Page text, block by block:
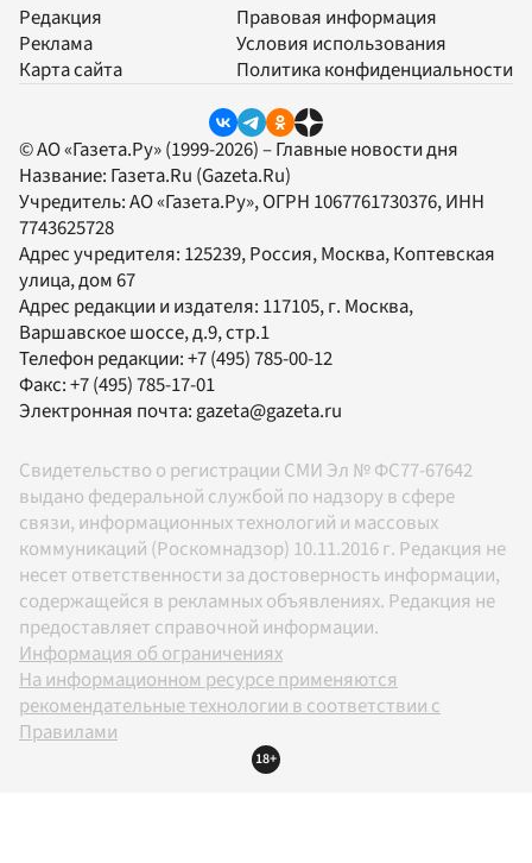
Редакция
Реклама
Карта сайта
Правовая информация
Условия использования
Политика конфиденциальности
© АО «Газета.Ру» (1999-2026) – Главные новости дня
Название: Газета.Ru (Gazeta.Ru)
Учредитель:АО «Газета.Ру», ОГРН 1067761730376, ИНН
7743625728
Адрес учредителя: 125239, Россия, Москва, Коптевская
улица, дом 67
Адрес редакции и издателя: 117105, г. Москва,
Варшавское шоссе, д.9, стр.1
Телефон редакции:+7 (495) 785-00-12
Факс:+7 (495) 785-17-01
Электронная почта: gazeta@gazeta.ru
Свидетельство о регистрации СМИ Эл № ФС77-67642
выдано федеральной службой по надзору в сфере
связи, информационных технологий и массовых
коммуникаций (Роскомнадзор) 10.11.2016 г. Редакция не
несет ответственности за достоверность информации,
содержащейся в рекламных объявлениях. Редакция не
предоставляет справочной информации.
Информация об ограничениях
На информационном ресурсе применяются
рекомендательные технологии в соответствии с
Правилами
18+